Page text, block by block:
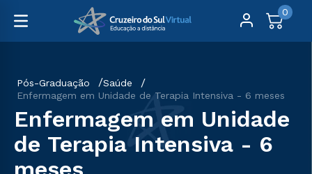
0
Pós-Graduação
Saúde
Enfermagem em Unidade de Terapia Intensiva - 6 meses
Enfermagem em Unidade
de Terapia Intensiva - 6